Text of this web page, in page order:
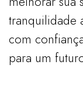
tranquilidade
com
para um